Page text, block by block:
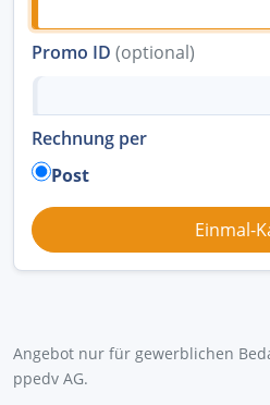
Promo ID (optional)
Rechnung per
Post
Angebot nur für gewerblichen
ppedv AG.